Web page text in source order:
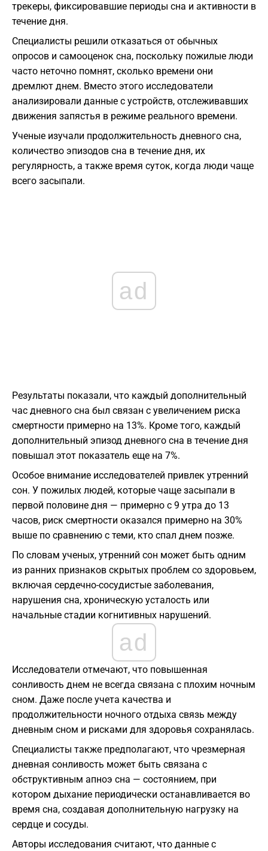
трекеры, фиксировавшие периоды сна и активности в
течение дня.
Специалисты решили отказаться от обычных
опросов и самооценок сна, поскольку пожилые люди
часто неточно помнят, сколько времени они
дремлют днем. Вместо этого исследователи
анализировали данные с устройств, отслеживавших
движения запястья в режиме реального времени.
Ученые изучали продолжительность дневного сна,
количество эпизодов сна в течение дня, их
регулярность, а также время суток, когда люди чаще
всего засыпали.
ad
Результаты показали, что каждый дополнительный
час дневного сна был связан с увеличением риска
смертности примерно на 13%. Кроме того, каждый
дополнительный эпизод дневного сна в течение дня
повышал этот показатель еще на 7%.
Особое внимание исследователей привлек утренний
сон. У пожилых людей, которые чаще засыпали в
первой половине дня — примерно с 9 утра до 13
часов, риск смертности оказался примерно на 30%
выше по сравнению с теми, кто спал днем позже.
По словам ученых, утренний сон может быть одним
из ранних признаков скрытых проблем со здоровьем,
включая сердечно-сосудистые заболевания,
нарушения сна, хроническую усталость или
начальные стадии когнитивных нарушений.
ad
Исследователи отмечают, что повышенная
сонливость днем не всегда связана с плохим ночным
сном. Даже после учета качества и
продолжительности ночного отдыха связь между
дневным сном и рисками для здоровья сохранялась.
Специалисты также предполагают, что чрезмерная
дневная сонливость может быть связана с
обструктивным апноэ сна — состоянием, при
котором дыхание периодически останавливается во
время сна, создавая дополнительную нагрузку на
сердце и сосуды.
Авторы исследования считают, что данные с